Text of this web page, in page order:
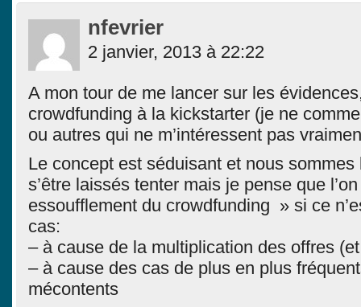
nfevrier
2 janvier, 2013 à 22:22
A mon tour de me lancer sur les
crowdfunding à la kickstarter (je ne
ou autres qui ne m’intéressent pas
Le concept est séduisant et nous sommes
s’être laissés tenter mais je pense que
essoufflement du crowdfunding » si ce
cas:
– à cause de la multiplication des offres
– à cause des cas de plus en plus
mécontents